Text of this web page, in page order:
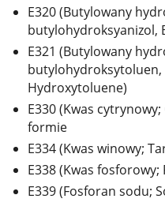
E320 (Butylowany
butylohydroksyanizol,
E321 (Butylowany
butylohydroksytoluen,
Hydroxytoluene)
E330 (Kwas
formie
E334 (Kwas winowy;
E338 (Kwas
E339 (Fosforan sodu;